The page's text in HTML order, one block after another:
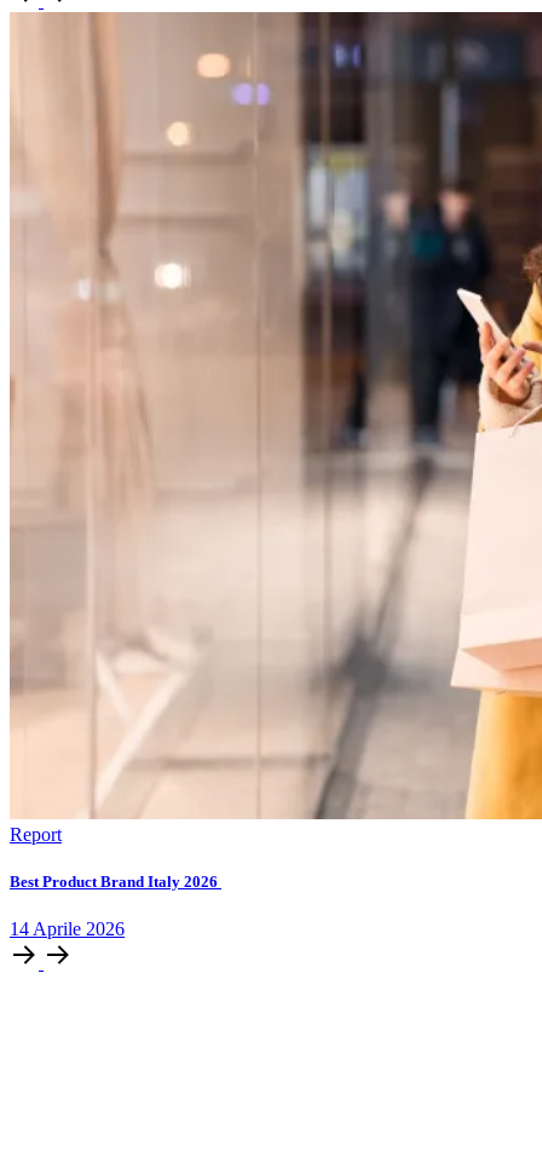
Report
Best Product Brand Italy 2026
14 Aprile 2026